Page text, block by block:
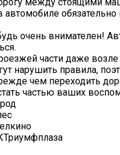
автомобиле
очень внимателен!
части даже
нарушить правила,
чем переходить
частью ваших